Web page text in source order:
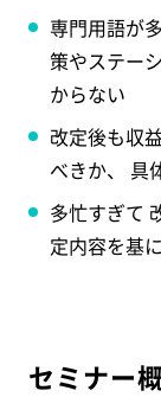
専門用語が
策やステー
からない
改定後も収
べきか、 具
多忙すぎて
定内容を基
セミナー